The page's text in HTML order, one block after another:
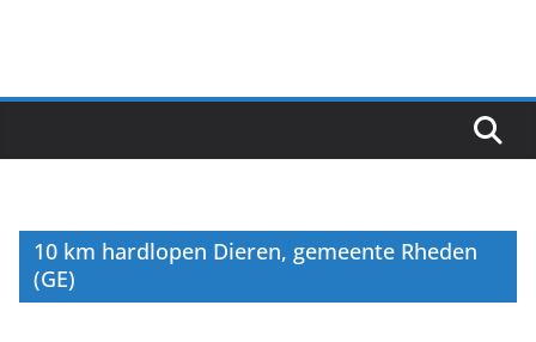
10 km hardlopen Dieren, gemeente Rheden
(GE)